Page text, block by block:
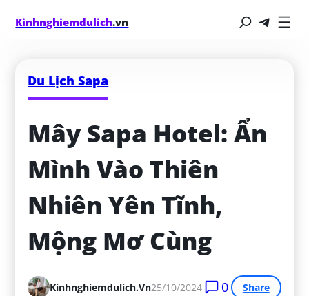
Kinhnghiemdulich.vn
Du Lịch Sapa
Mây Sapa Hotel: Ẩn
Mình Vào Thiên
Nhiên Yên Tĩnh,
Mộng Mơ Cùng
Kinhnghiemdulich.vn25/10/2024 0 Share